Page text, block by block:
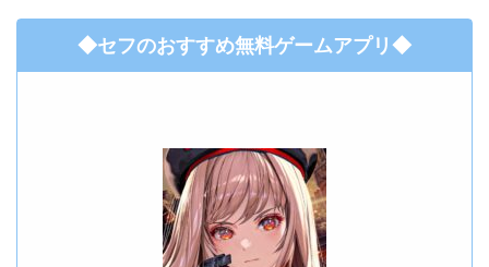
◆セフのおすすめ無料ゲームアプリ◆